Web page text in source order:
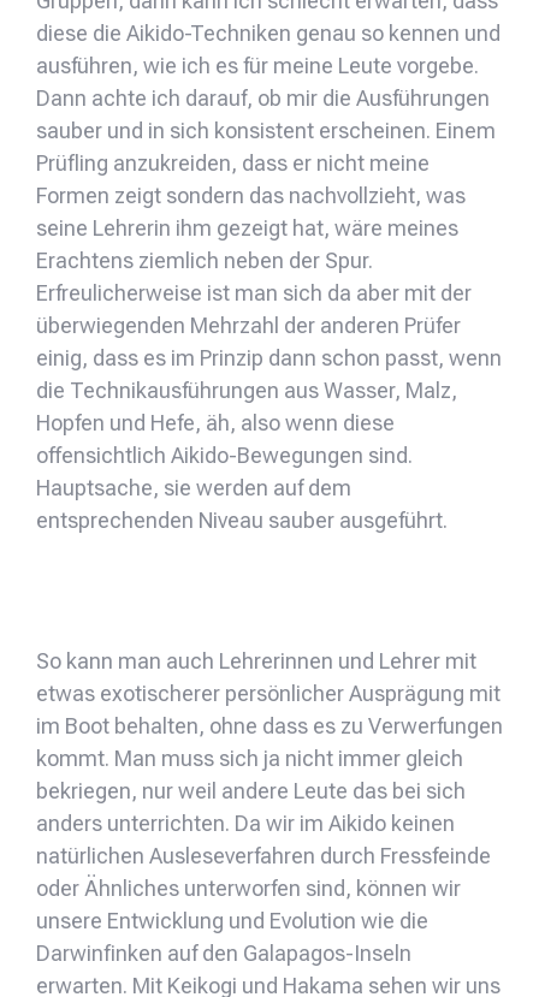
diese die Aikido-Techniken genau so kennen und
ausführen, wie ich es für meine Leute vorgebe.
Dann achte ich darauf, ob mir die Ausführungen
sauber und in sich konsistent erscheinen. Einem
Prüfling anzukreiden, dass er nicht meine
Formen zeigt sondern das nachvollzieht, was
seine Lehrerin ihm gezeigt hat, wäre meines
Erachtens ziemlich neben der Spur.
Erfreulicherweise ist man sich da aber mit der
überwiegenden Mehrzahl der anderen Prüfer
einig, dass es im Prinzip dann schon passt, wenn
die Technikausführungen aus Wasser, Malz,
Hopfen und Hefe, äh, also wenn diese
offensichtlich Aikido-Bewegungen sind.
Hauptsache, sie werden auf dem
entsprechenden Niveau sauber ausgeführt.
So kann man auch Lehrerinnen und Lehrer mit
etwas exotischerer persönlicher Ausprägung mit
im Boot behalten, ohne dass es zu Verwerfungen
kommt. Man muss sich ja nicht immer gleich
bekriegen, nur weil andere Leute das bei sich
anders unterrichten. Da wir im Aikido keinen
natürlichen Ausleseverfahren durch Fressfeinde
oder Ähnliches unterworfen sind, können wir
unsere Entwicklung und Evolution wie die
Darwinfinken auf den Galapagos-Inseln
erwarten. Mit Keikogi und Hakama sehen wir uns